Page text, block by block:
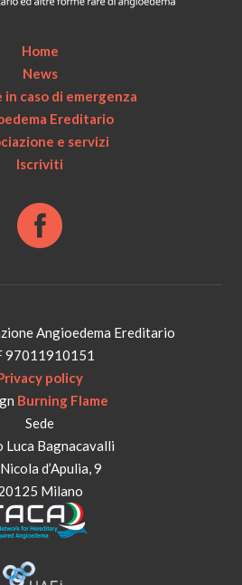
Home
News
in caso di emergenza
Ereditario
e servizi
Iscriviti
Angioedema Ereditario
97011910151
policy
Burning Flame
Sede
Luca Bagnacavalli
d’Apulia, 9
Milano